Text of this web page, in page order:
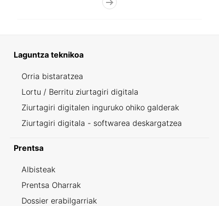
Laguntza teknikoa
Orria bistaratzea
Lortu / Berritu ziurtagiri digitala
Ziurtagiri digitalen inguruko ohiko galderak
Ziurtagiri digitala - softwarea deskargatzea
Prentsa
Albisteak
Prentsa Oharrak
Dossier erabilgarriak